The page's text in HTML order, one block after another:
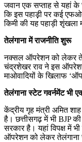
जवान एक सप्ताह से यहां के
कि इस पहाड़़ी पर कई
किमी की यह पहाड़ी शृंखला
तेलंगाना में राजनीति शुरू
नक्सल ऑपरेशन को लेकर
चंद्रशेखर राव ने इस
माओवादियों के खिलाफ
तेलंगाना स्टेट गवर्नमेंट भी
केंद्रीय गृह मंत्री अमित
है। छत्तीसगढ़ में भी BJP
सरकार है। यहां विपक्ष में
ऑपरेशन को लेकर तेलंगाना